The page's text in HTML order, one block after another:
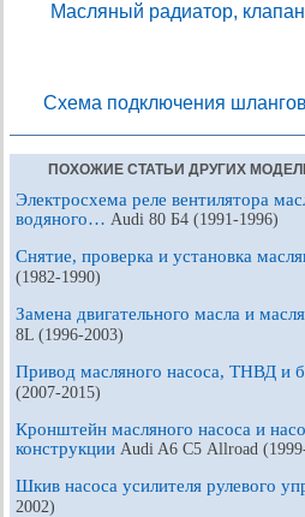
Масляный радиатор,
Схема подключения
ПОХОЖИЕ СТАТЬИ ДРУГИХ
Электросхема реле вентилятора
водяного… Audi 80 Б4 (1991-1996)
Снятие, проверка и установка
(1982-1990)
Замена двигательного масла и
8L (1996-2003)
Привод масляного насоса, ТНВД и
(2007-2015)
Кронштейн масляного насоса и
конструкции Audi A6 С5 Allroad
Шкив насоса усилителя рулевого
2002)